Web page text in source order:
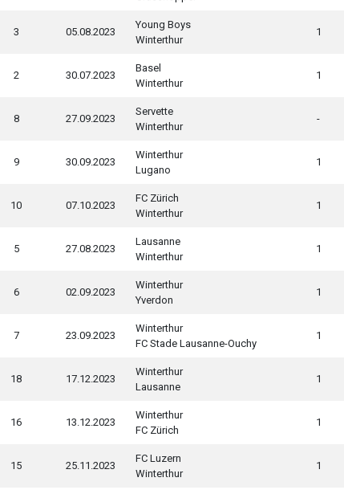
3 05.08.2023
Young Boys
Winterthur
1
2 30.07.2023
Basel
Winterthur
1
8 27.09.2023
Servette
Winterthur
-
9 30.09.2023
Winterthur
Lugano
1
10 07.10.2023
FC Zürich
Winterthur
1
5 27.08.2023
Lausanne
Winterthur
1
6 02.09.2023
Winterthur
Yverdon
1
7 23.09.2023
Winterthur
FC Stade Lausanne-Ouchy
1
18 17.12.2023
Winterthur
Lausanne
1
16 13.12.2023
Winterthur
FC Zürich
1
15 25.11.2023
FC Luzern
Winterthur
1